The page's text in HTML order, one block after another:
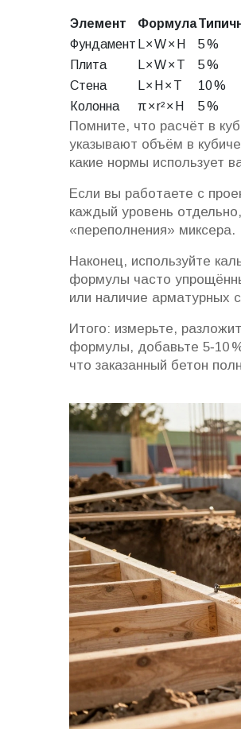
Элемент Формула
Фундамент
L × W × H
5 %
Плита
L × W × Т
5 %
Стена
L × H × Т
10 %
Колонна
π × r² × H 5 %
Помните, что расчёт в
указывают объём в
какие нормы использует
Если вы работаете с
каждый уровень
«переполнения» миксера.
Наконец, используйте
формулы часто
или наличие арматурных
Итого: измерьте,
формулы, добавьте 5‑10
что заказанный бетон